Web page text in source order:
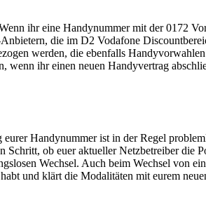
ihr eine Handynummer mit der 0172
die im D2 Vodafone
werden, die ebenfalls
ihr einen neuen Handyvertrag
Handynummer ist in der Regel
ob euer aktueller Netzbetreiber
Wechsel. Auch beim Wechsel von
und klärt die Modalitäten mit eurem